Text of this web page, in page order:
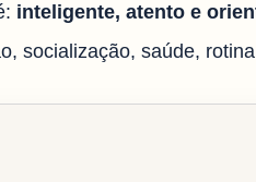
inteligente, atento e
socialização, saúde,